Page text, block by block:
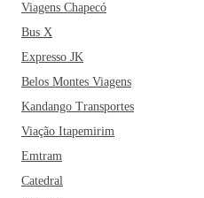
Viagens Chapecó
Bus X
Expresso JK
Belos Montes Viagens
Kandango Transportes
Viação Itapemirim
Emtram
Catedral